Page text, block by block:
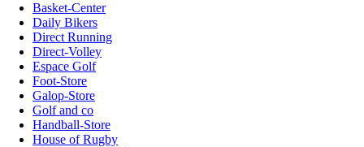
Basket-Center
Daily Bikers
Direct Running
Direct-Volley
Espace Golf
Foot-Store
Galop-Store
Golf and co
Handball-Store
House of Rugby